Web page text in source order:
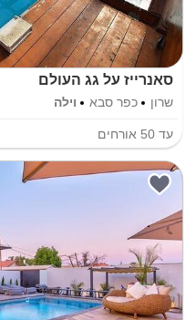
סאנרייז על גג העולם
שרון כפר סבא וילה
עד 50 אורחים